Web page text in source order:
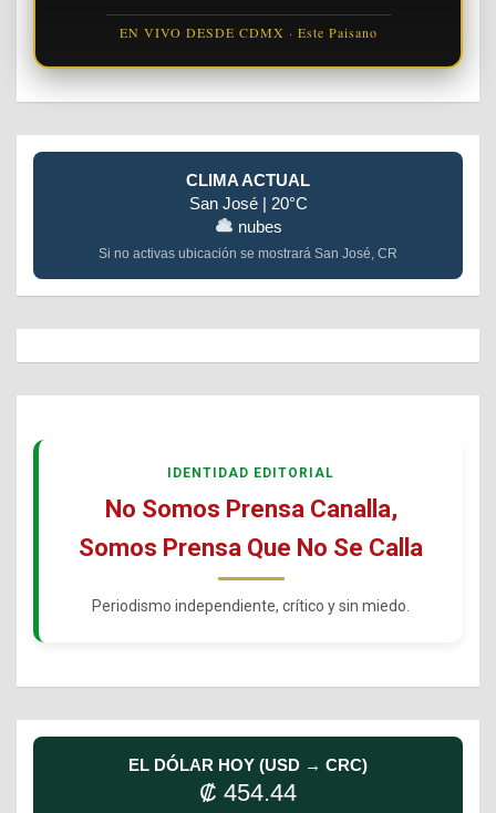
EN VIVO DESDE CDMX · Este Paisano
CLIMA ACTUAL
San José | 20°C
nubes
Si no activas ubicación se mostrará San José, CR
IDENTIDAD EDITORIAL
No Somos Prensa Canalla,
Somos Prensa Que No Se Calla
Periodismo independiente, crítico y sin miedo.
EL DÓLAR HOY (USD → CRC)
₡ 454.44